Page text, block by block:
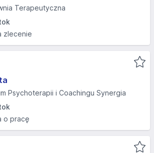
Terapeutyczna
zlecenie
Psychoterapii i Coachingu Synergia
o pracę